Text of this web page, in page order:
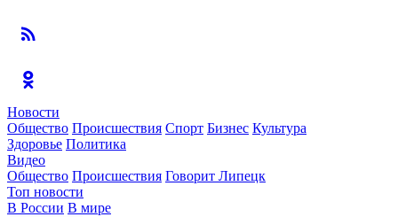
Новости
Общество Происшествия Спорт Бизнес Культура
Здоровье Политика
Видео
Общество Происшествия Говорит Липецк
Топ новости
В России В мире